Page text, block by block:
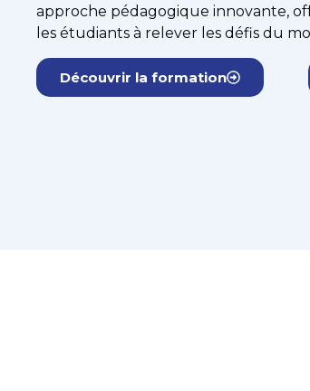
approche pédagogique innovante,
les étudiants à relever les défis du
Découvrir la formation